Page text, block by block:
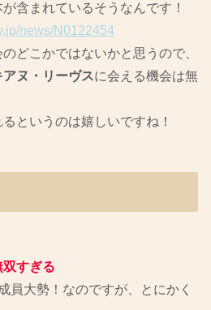
含まれているそうなんです！
news/N0122454
どこかではないかと思うので、
アヌ・リーヴスに会える機会は無
というのは嬉しいですね！
すぎる
員大勢！なのですが、とにかく